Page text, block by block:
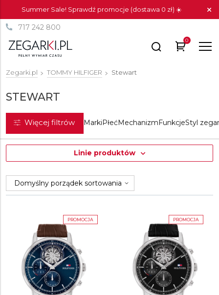
Summer Sale! Sprawdź promocje (dostawa 0 zł) ☀️
717 242 800
0
Zegarki.pl TOMMY HILFIGER Stewart
STEWART
MarkiPłećMechanizmFunkcjeStyl
Więcej filtrów
Linie produktów
Clark
Lorenzo
Matthew
Stewart
PROMOCJA PROMOCJA